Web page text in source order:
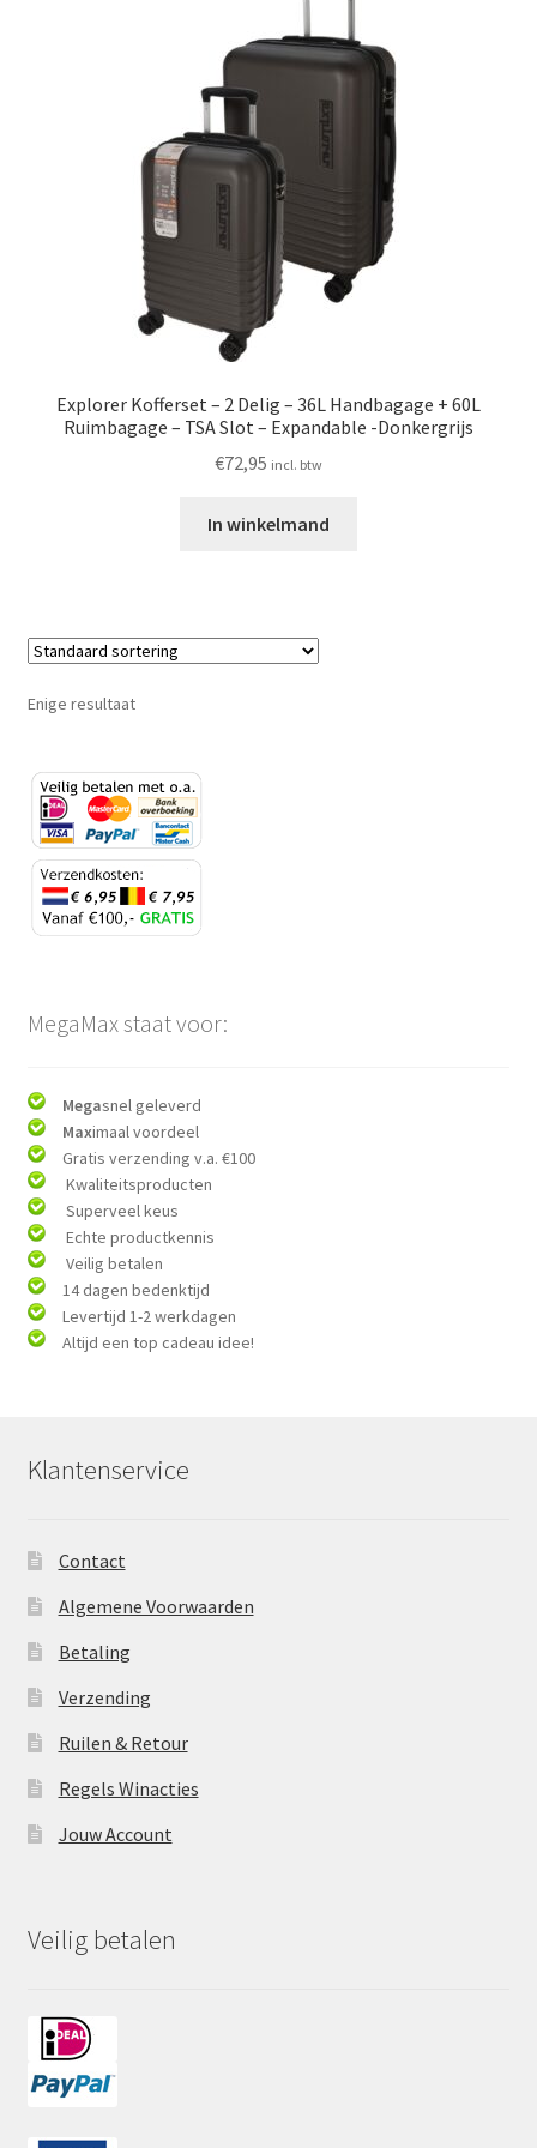
Persoonlijke Verzorging
Explorer Kofferset – 2 Delig – 36L Handbagage + 60L
Ruimbagage – TSA Slot – Expandable -Donkergrijs
€72,95 incl. btw
In winkelmand
Enige resultaat
MegaMax staat voor:
Megasnel geleverd
Maximaal voordeel
Gratis verzending v.a. €100
Kwaliteitsproducten
Superveel keus
Echte productkennis
Veilig betalen
14 dagen bedenktijd
Levertijd 1-2 werkdagen
Altijd een top cadeau idee!
Klantenservice
Contact
Algemene Voorwaarden
Betaling
Verzending
Ruilen & Retour
Regels Winacties
Jouw Account
Veilig betalen